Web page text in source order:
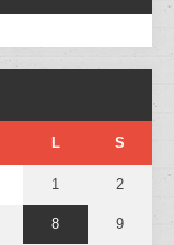
L S
1 2
8 9